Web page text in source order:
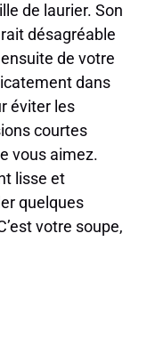
de laurier. Son
désagréable
de votre
dans
éviter les
courtes
vous aimez.
lisse et
quelques
votre soupe,